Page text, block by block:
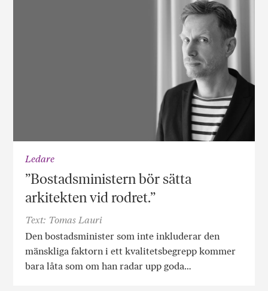
Ledare
”Bostadsministern bör sätta
arkitekten vid rodret.”
Text: Tomas Lauri
Den bostadsminister som inte inkluderar den
mänskliga faktorn i ett kvalitetsbegrepp kommer
bara låta som om han radar upp goda…